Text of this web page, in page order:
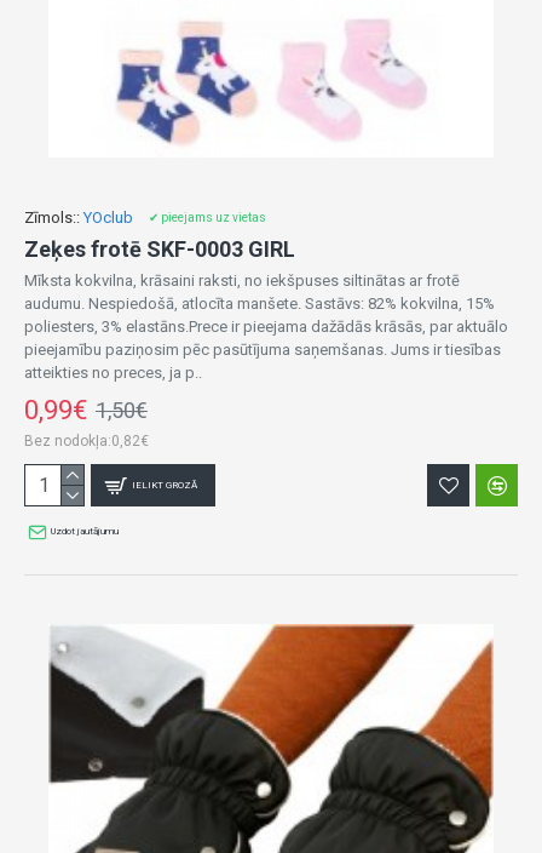
Zīmols:: YOclub ✔ pieejams uz vietas
Zeķes frotē SKF-0003 GIRL
Mīksta kokvilna, krāsaini raksti, no iekšpuses siltinātas ar frotē
audumu. Nespiedošā, atlocīta manšete. Sastāvs: 82% kokvilna, 15%
poliesters, 3% elastāns.Prece ir pieejama dažādās krāsās, par aktuālo
pieejamību paziņosim pēc pasūtījuma saņemšanas. Jums ir tiesības
atteikties no preces, ja p..
0,99€ 1,50€
Bez nodokļa:0,82€
IELIKT GROZĀ
Uzdot jautājumu